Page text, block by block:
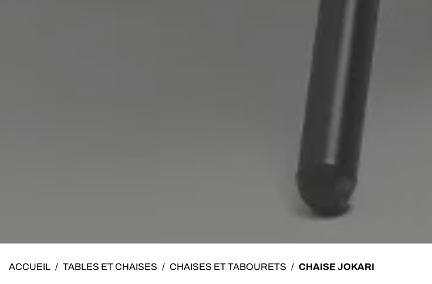
ACCUEIL / TABLES ET CHAISES / CHAISES ET TABOURETS / CHAISE JOKARI